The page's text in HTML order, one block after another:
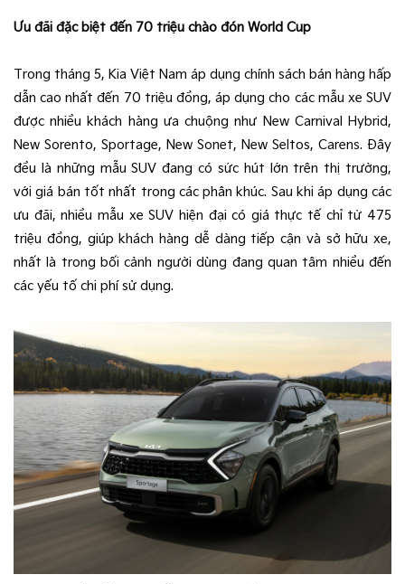
Ưu đãi đặc biệt đến 70 triệu chào đón World Cup
Trong tháng 5, Kia Việt Nam áp dụng chính sách bán hàng hấp
dẫn cao nhất đến 70 triệu đồng, áp dụng cho các mẫu xe SUV
được nhiều khách hàng ưa chuộng như New Carnival Hybrid,
New Sorento, Sportage, New Sonet, New Seltos, Carens. Đây
đều là những mẫu SUV đang có sức hút lớn trên thị trường,
với giá bán tốt nhất trong các phân khúc. Sau khi áp dụng các
ưu đãi, nhiều mẫu xe SUV hiện đại có giá thực tế chỉ từ 475
triệu đồng, giúp khách hàng dễ dàng tiếp cận và sở hữu xe,
nhất là trong bối cảnh người dùng đang quan tâm nhiều đến
các yếu tố chi phí sử dụng.